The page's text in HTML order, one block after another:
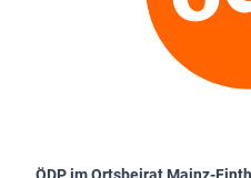
ÖDP im Ortsbeirat Mainz-